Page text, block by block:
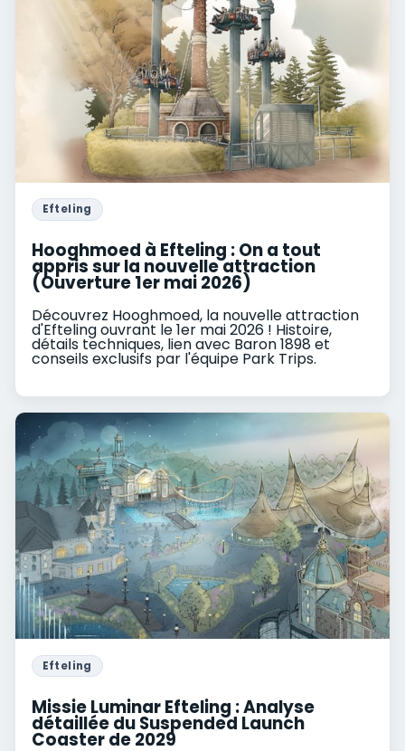
Efteling
Hooghmoed à Efteling : On a tout
appris sur la nouvelle attraction
(Ouverture 1er mai 2026)
Découvrez Hooghmoed, la nouvelle attraction
d'Efteling ouvrant le 1er mai 2026 ! Histoire,
détails techniques, lien avec Baron 1898 et
conseils exclusifs par l'équipe Park Trips.
Efteling
Missie Luminar Efteling : Analyse
détaillée du Suspended Launch
Coaster de 2029